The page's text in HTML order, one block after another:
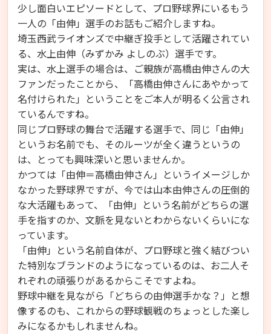
少し面白いエピソードとして、プロ野球界にいるもう
一人の「由伸」選手のお話もご紹介しますね。
埼玉西武ライオンズで中継ぎ投手として活躍されてい
る、水上由伸（みずかみ よしのぶ）選手です。
実は、水上選手の場合は、ご親族が高橋由伸さんの大
ファンだったことから、「高橋由伸さんにあやかって
名付けられた」ということをご本人が明るく公言され
ているんですね。
同じプロ野球の舞台で活躍する選手で、同じ「由伸」
というお名前でも、そのルーツが全く違うというの
は、とっても興味深いと思いませんか。
かつては「由伸＝高橋由伸さん」というイメージしか
なかった野球界ですが、今では山本由伸さんの圧倒的
な大活躍もあって、「由伸」という名前がどちらの選
手を指すのか、文脈を見ないとわからないくらいにな
っています。
「由伸」という名前自体が、プロ野球と強く結びつい
た特別なブランドのようになっているのは、お二人そ
れぞれの頑張りがあるからこそですよね。
野球中継を見ながら「どちらの由伸選手かな？」と想
像するのも、これからの野球観戦のちょっとした楽し
みになるかもしれませんね。